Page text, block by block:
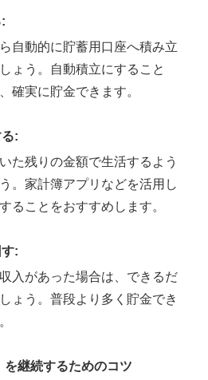
自動的に貯蓄用口座へ積み立
ょう。自動積立にすること
確実に貯金できます。
:
た残りの金額で生活するよう
。家計簿アプリなどを活用し
ることをおすすめします。
:
入があった場合は、できるだ
ょう。普段より多く貯金でき
継続するためのコツ